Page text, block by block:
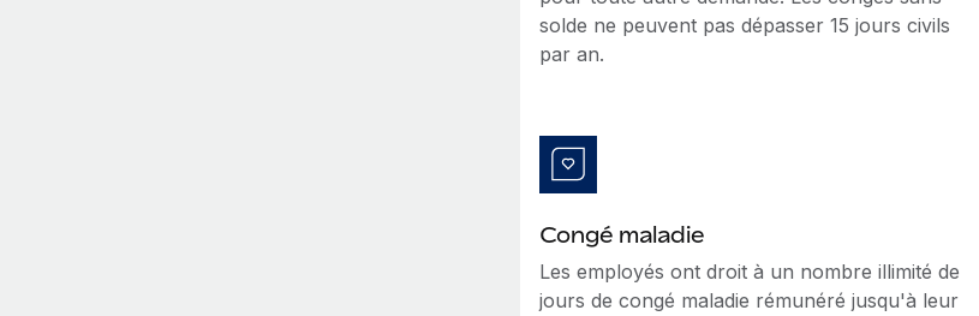
solde ne peuvent pas dépasser 15 jours civils
par an.
Congé maladie
Les employés ont droit à un nombre illimité de
jours de congé maladie rémunéré jusqu'à leur